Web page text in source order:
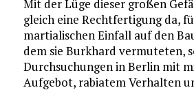
Mit der Lüge dieser großen
gleich eine Rechtfertigung da,
martialischen Einfall auf den
dem sie Burkhard vermuteten,
Durchsuchungen in Berlin mit
Aufgebot, rabiatem Verhalten